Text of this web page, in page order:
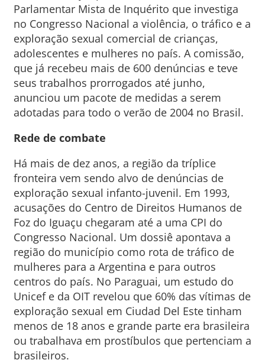
Parlamentar Mista de Inquérito que investiga
no Congresso Nacional a violência, o tráfico e a
exploração sexual comercial de crianças,
adolescentes e mulheres no país. A comissão,
que já recebeu mais de 600 denúncias e teve
seus trabalhos prorrogados até junho,
anunciou um pacote de medidas a serem
adotadas para todo o verão de 2004 no Brasil.
Rede de combate
Há mais de dez anos, a região da tríplice
fronteira vem sendo alvo de denúncias de
exploração sexual infanto-juvenil. Em 1993,
acusações do Centro de Direitos Humanos de
Foz do Iguaçu chegaram até a uma CPI do
Congresso Nacional. Um dossiê apontava a
região do município como rota de tráfico de
mulheres para a Argentina e para outros
centros do país. No Paraguai, um estudo do
Unicef e da OIT revelou que 60% das vítimas de
exploração sexual em Ciudad Del Este tinham
menos de 18 anos e grande parte era brasileira
ou trabalhava em prostíbulos que pertenciam a
brasileiros.